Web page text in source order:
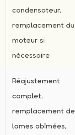
condensateur,
remplacement du
moteur si
nécessaire
Réajustement
complet,
remplacement de
lames abîmées,